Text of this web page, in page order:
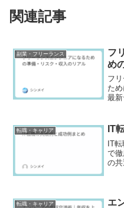
関連記事
副業・フリーランス
フ
め
フ
た
最
転職・キャリア IT
IT
で
の共
転職・キャリア
エ